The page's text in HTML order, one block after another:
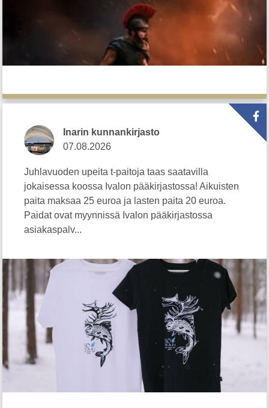
Inarin kunnankirjasto
07.08.2026
Juhlavuoden upeita t-paitoja taas saatavilla
jokaisessa koossa Ivalon pääkirjastossa! Aikuisten
paita maksaa 25 euroa ja lasten paita 20 euroa.
Paidat ovat myynnissä Ivalon pääkirjastossa
asiakaspalv...